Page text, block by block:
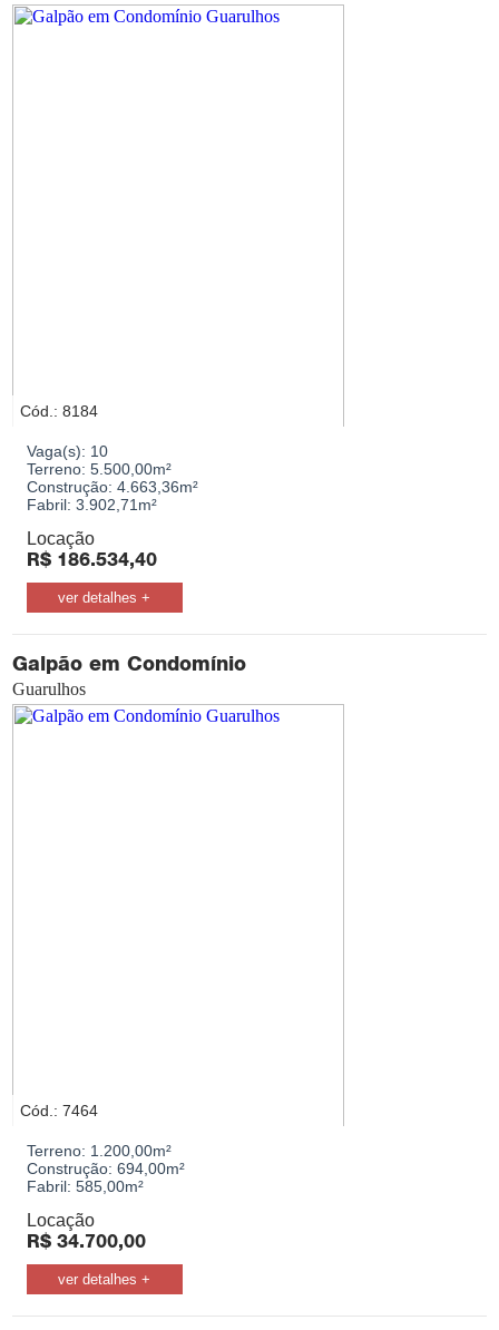
Cód.: 8184
Vaga(s): 10
Terreno: 5.500,00m²
Construção: 4.663,36m²
Fabril: 3.902,71m²
Locação
R$186.534,40
ver detalhes +
Galpão em Condomínio
Guarulhos
Cód.: 7464
Terreno: 1.200,00m²
Construção: 694,00m²
Fabril: 585,00m²
Locação
R$34.700,00
ver detalhes +